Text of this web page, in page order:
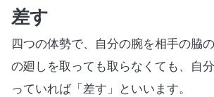
差す
四つの体勢で、自分の腕を相手の脇
の廻しを取っても取らなくても、自
っていれば「差す」といいます。